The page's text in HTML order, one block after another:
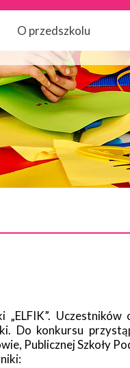
O przedszkolu
Uczestników
Do konkursu
Publicznej Szkoły